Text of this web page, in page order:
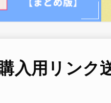
入用リンク